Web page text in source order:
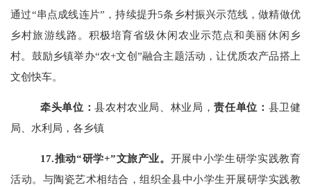
通过“串点成线连片”，持续提升5条乡村振兴示范线，做精做优
乡村旅游线路。积极培育省级休闲农业示范点和美丽休闲乡
村。鼓励乡镇举办“农+文创”融合主题活动，让优质农产品搭上
文创快车。
牵头单位：县农村农业局、林业局，责任单位： 县卫健
局、水利局，各乡镇
17.推动“研学+”文旅产业。 开展中小学生研学实践教育
活动。与陶瓷艺术相结合，组织全县中小学生开展研学实践教